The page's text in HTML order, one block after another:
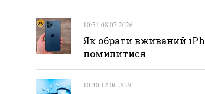
10:51 08.07.2026
Як обрати вживаний
помилитися
10:40 12.06.2026